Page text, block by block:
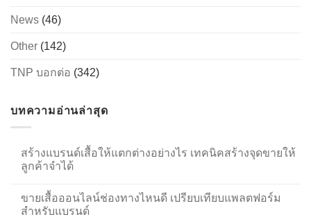
News (46)
Other (142)
TNP บอกต่อ (342)
บทความอ่านล่าสุด
สร้างแบรนด์เสื้อให้แตกต่างอย่างไร เทคนิคสร้างจุดขายให้
ลูกค้าจำได้
ขายเสื้อออนไลน์ช่องทางไหนดี เปรียบเทียบแพลตฟอร์ม
สำหรับแบรนด์